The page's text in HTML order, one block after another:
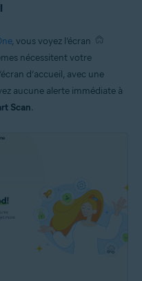
, vous voyez l’écran
nécessitent votre
d’accueil, avec une
aucune alerte immédiate à
Scan.